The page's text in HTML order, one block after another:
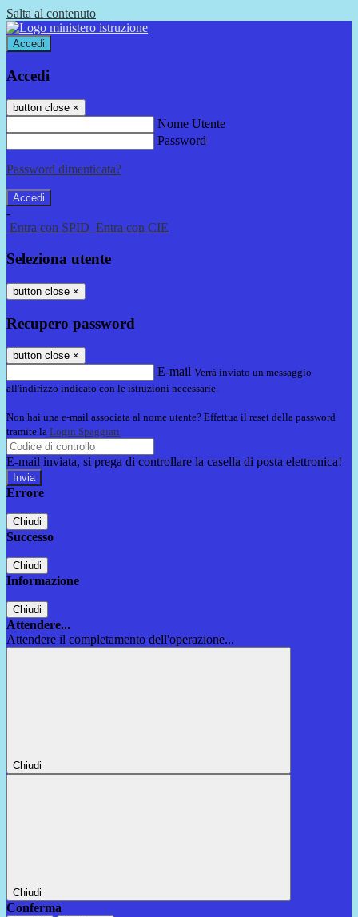
Salta al contenuto
Accedi
Accedi
button close ×
Nome Utente
Password
Password dimenticata?
-
Entra con SPID Entra con CIE
Seleziona utente
button close ×
Recupero password
button close ×
E-mail Verrà inviato un messaggio
all'indirizzo indicato con le istruzioni necessarie.
Non hai una e-mail associata al nome utente? Effettua il reset della password
tramite la Login Spaggiari
E-mail inviata, si prega di controllare la casella di posta elettronica!
Errore
Chiudi
Successo
Chiudi
Informazione
Chiudi
Attendere...
Attendere il completamento dell'operazione...
Chiudi
Chiudi
Conferma